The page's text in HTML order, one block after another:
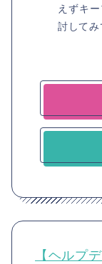
えずキ
討してみ
【ヘルプ